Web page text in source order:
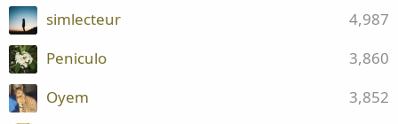
4,987
simlecteur
3,860
Peniculo
3,852
Oyem